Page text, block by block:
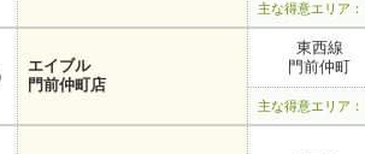
主な得意エリア
エイブル
門前仲町店
東西線
門前仲町
主な得意エリア